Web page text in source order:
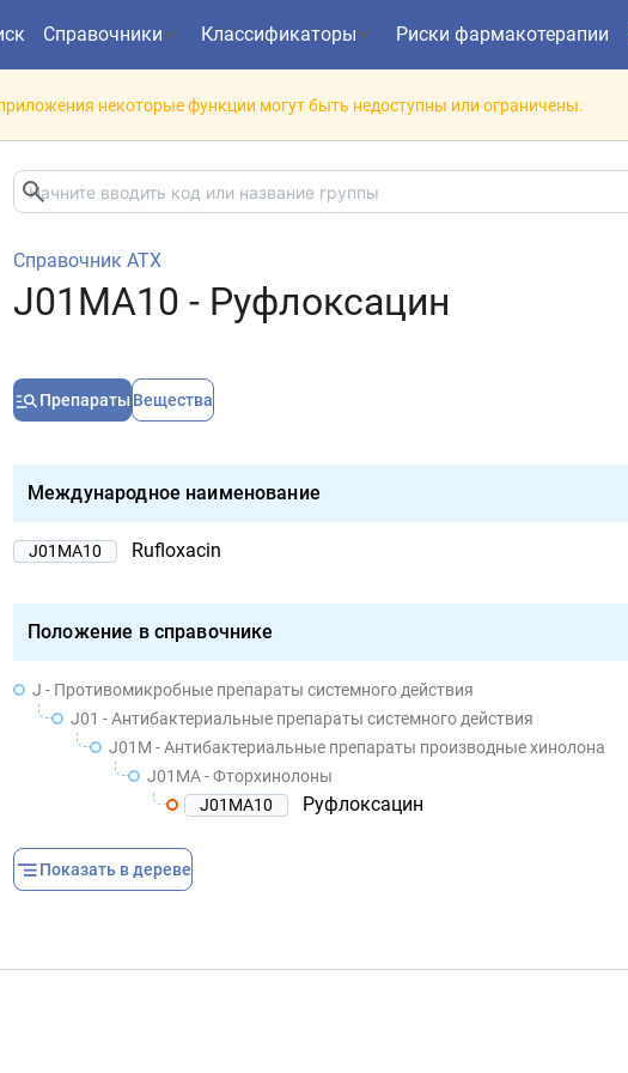
Справочники Классификаторы Риски фармакотерапии
некоторые функции могут быть недоступны или ограничены.
Справочник АТХ
J01MA10 - Руфлоксацин
Препараты Вещества
Международное наименование
J01MA10 Rufloxacin
Положение в справочнике
J - Противомикробные препараты системного действия
J01 - Антибактериальные препараты системного действия
J01M - Антибактериальные препараты производные хинолона
J01MA - Фторхинолоны
J01MA10
Руфлоксацин
Показать в дереве